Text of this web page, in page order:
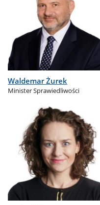
Waldemar Żurek
Minister Sprawiedliwości